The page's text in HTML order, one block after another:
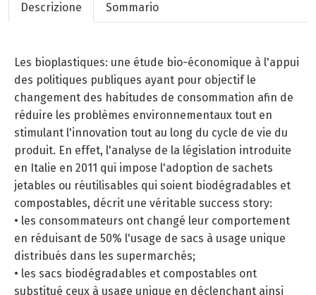
Descrizione Sommario
Les bioplastiques: une étude bio-économique à l'appui
des politiques publiques ayant pour objectif le
changement des habitudes de consommation afin de
réduire les problèmes environnementaux tout en
stimulant l'innovation tout au long du cycle de vie du
produit. En effet, l'analyse de la législation introduite
en Italie en 2011 qui impose l'adoption de sachets
jetables ou réutilisables qui soient biodégradables et
compostables, décrit une véritable success story:
• les consommateurs ont changé leur comportement
en réduisant de 50% l'usage de sacs à usage unique
distribués dans les supermarchés;
• les sacs biodégradables et compostables ont
substitué ceux à usage unique en déclenchant ainsi